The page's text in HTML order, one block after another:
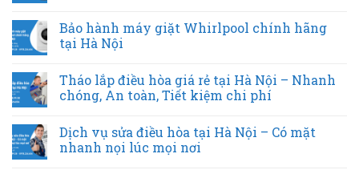
Bảo hành máy giặt Whirlpool chính hãng
tại Hà Nội
Tháo lắp điều hòa giá rẻ tại Hà Nội – Nhanh
chóng, An toàn, Tiết kiệm chi phí
Dịch vụ sửa điều hòa tại Hà Nội – Có mặt
nhanh nọi lúc mọi nơi